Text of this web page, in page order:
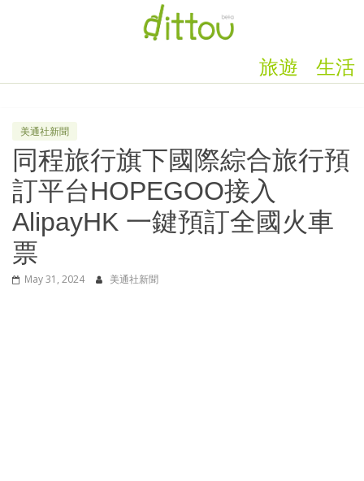
生活
旅遊
美通社新聞
同程旅行旗下國際綜合旅行預
訂平台HOPEGOO接入
AlipayHK 一鍵預訂全國火車
票
May 31, 2024 美通社新聞